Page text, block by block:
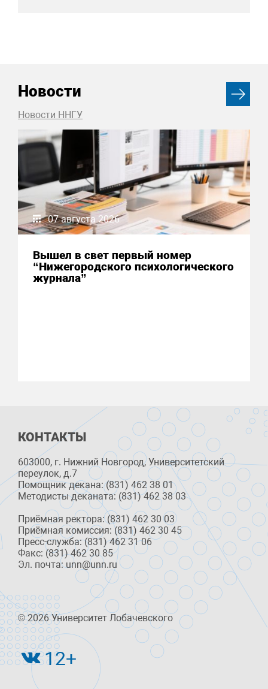
Новости
Новости ННГУ
07 августа 2026
Вышел в свет первый номер
“Нижегородского психологического
журнала”
КОНТАКТЫ
603000, г. Нижний Новгород, Университетский
переулок, д.7
Помощник декана: (831) 462 38 01
Методисты деканата: (831) 462 38 03
Приёмная ректора: (831) 462 30 03
Приёмная комиссия: (831) 462 30 45
Пресс-служба: (831) 462 31 06
Факс: (831) 462 30 85
Эл. почта: unn@unn.ru
© 2026 Университет Лобачевского
12+